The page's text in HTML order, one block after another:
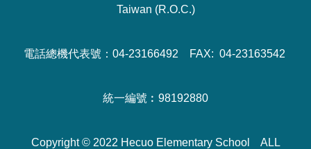
Taiwan (R.O.C.)
電話總機代表號：04-23166492 FAX: 04-23163542
統一編號︰98192880
Copyright © 2022 Hecuo Elementary School ALL